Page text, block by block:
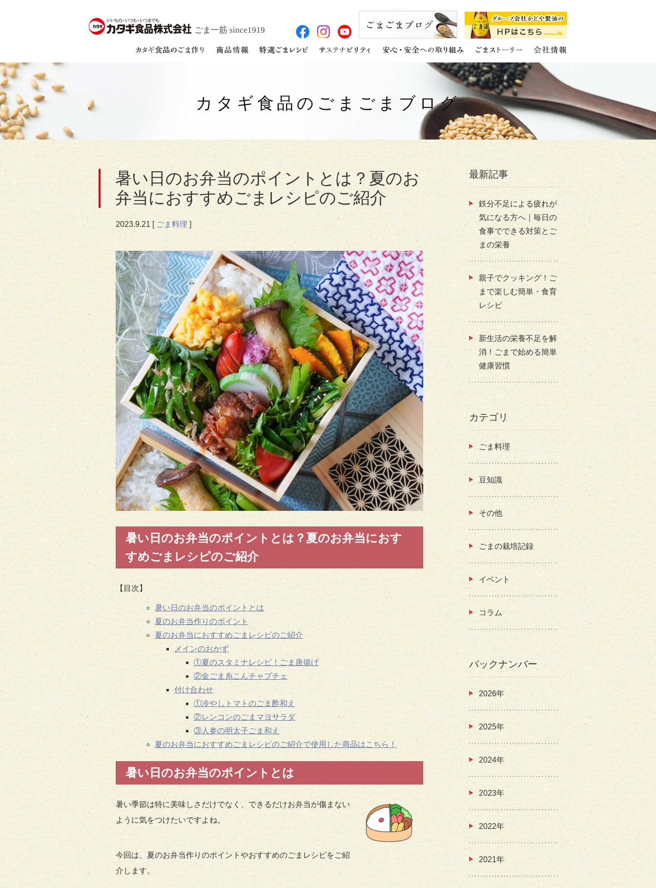
ごま一筋 since1919
カタギ食品の ごまごまブログ
暑い日のお弁当のポイントとは？夏のお
弁当におすすめごまレシピのご紹介
2023.9.21[ごま料理]
暑い日のお弁当のポイントとは？夏のお弁当におす
すめごまレシピのご紹介
【目次】
暑い日のお弁当のポイントとは
夏のお弁当作りのポイント
夏のお弁当におすすめごまレシピのご紹介
メインのおかず
①夏のスタミナレシピ！ごま唐揚げ
②金ごま糸こんチャプチェ
付け合わせ
①冷やしトマトのごま酢和え
②レンコンのごまマヨサラダ
③人参の明太子ごま和え
夏のお弁当におすすめごまレシピのご紹介で使用した商品はこちら！
暑い日のお弁当のポイントとは
暑い季節は特に美味しさだけでなく、できるだけお弁当が傷まない
ように気をつけたいですよね。
今回は、夏のお弁当作りのポイントやおすすめのごまレシピをご紹
介します。
最新記事
鉄分不足による疲れが
気になる方へ｜毎日の
食事でできる対策とご
まの栄養
親子でクッキング！ご
まで楽しむ簡単・食育
レシピ
新生活の栄養不足を解
消！ごまで始める簡単
健康習慣
カテゴリ
ごま料理
豆知識
その他
ごまの栽培記録
イベント
コラム
バックナンバー
2026年
2025年
2024年
2023年
2022年
2021年